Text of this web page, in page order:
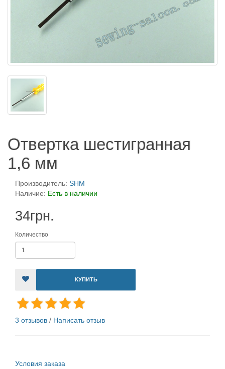
Отвертка шестигранная
1,6 мм
Производитель: SHM
Наличие: Есть в наличии
34грн.
Количество
КУПИТЬ
3 отзывов / Написать отзыв
Условия заказа